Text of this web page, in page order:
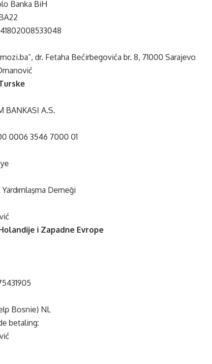
Banka BiH
dr. Fetaha Bećirbegovića br. 8, 71000 Sarajevo
BANKASI A.S.
0006 3546 7000 01
Derneği
i Zapadne Evrope
Bosnie) NL
betaling: